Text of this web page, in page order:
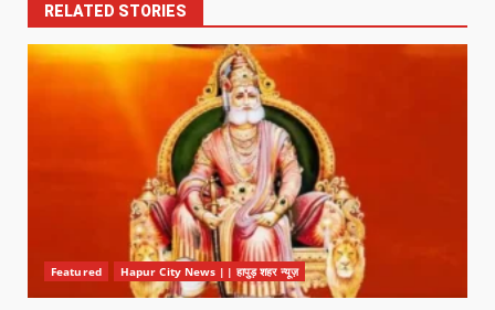
RELATED STORIES
Featured Hapur City News || हापुड़ शहर न्यूज़